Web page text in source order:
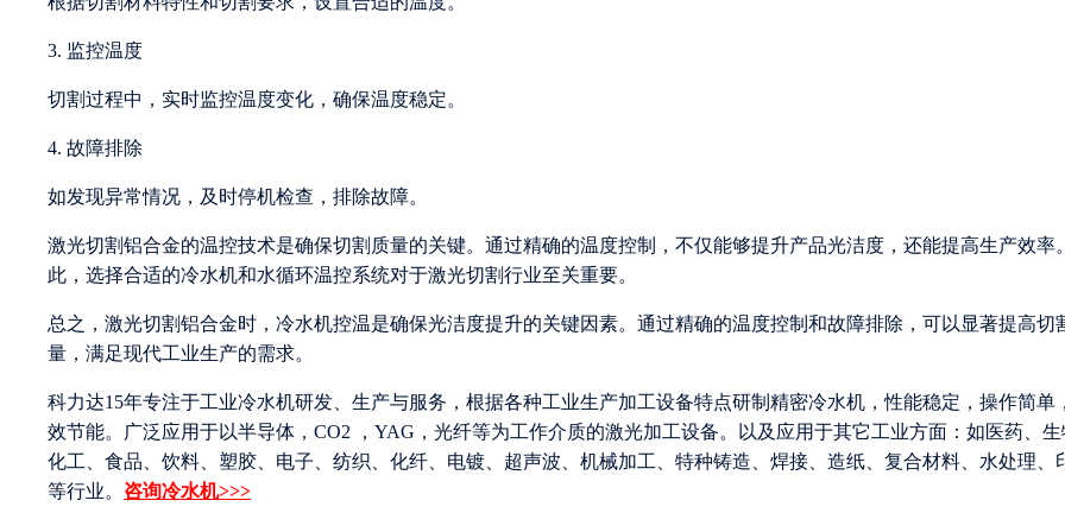
3. 监控温度
切割过程中，实时监控温度变化，确保温度稳定。
4. 故障排除
如发现异常情况，及时停机检查，排除故障。
激光切割铝合金的温控技术是确保切割质量的关键。通过精确的温度控制，不仅能够提升产品光洁度，还能提高生产效率
此，选择合适的冷水机和水循环温控系统对于激光切割行业至关重要。
总之，激光切割铝合金时，冷水机控温是确保光洁度提升的关键因素。通过精确的温度控制和故障排除，可以显著提高切
量，满足现代工业生产的需求。
科力达15年专注于工业冷水机研发、生产与服务，根据各种工业生产加工设备特点研制精密冷水机，性能稳定，操作简单
效节能。广泛应用于以半导体，CO2 ，YAG，光纤等为工作介质的激光加工设备。以及应用于其它工业方面：如医药、生
化工、食品、饮料、塑胶、电子、纺织、化纤、电镀、超声波、机械加工、特种铸造、焊接、造纸、复合材料、水处理、
等行业。 咨询冷水机>>>